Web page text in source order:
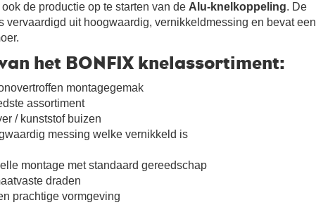
de productie op te starten van de Alu-knelkoppeling. De
vervaardigd uit hoogwaardig, vernikkeldmessing en bevat een
het BONFIX knelassortiment:
montagegemak
assortiment
/ kunststof buizen
messing welke vernikkeld is
montage met standaard gereedschap
draden
prachtige vormgeving